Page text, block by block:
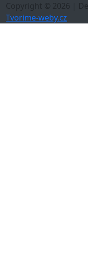
Copyright © 2026 |
Tvorime-weby.cz